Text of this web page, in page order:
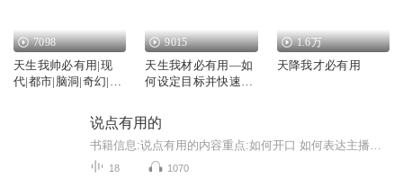
7098
天生我帅必有用|现
代|都市|脑洞|奇幻|AI
9015
天生我材必有用—如
何设定目标并快速实
1.6万
天降我才必有用
说点有用的
18 1070